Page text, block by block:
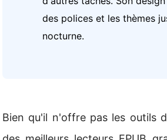
des polices et les thèmes
nocturne.
Bien qu'il n'offre pas les outils